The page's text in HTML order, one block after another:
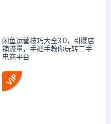
闲鱼运营技巧大全3.0，引爆店
铺流量，手把手教你玩转二手
电商平台